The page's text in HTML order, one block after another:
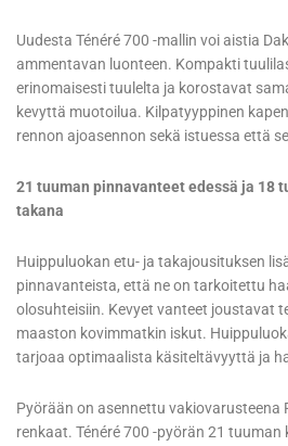
Uudesta Ténéré 700 -mallin voi aistia
ammentavan luonteen. Kompakti
erinomaisesti tuulelta ja korostavat
kevyttä muotoilua. Kilpatyyppinen
rennon ajoasennon sekä istuessa että
21 tuuman pinnavanteet edessä ja 18
takana
Huippuluokan etu- ja takajousituksen
pinnavanteista, että ne on tarkoitettu
olosuhteisiin. Kevyet vanteet joustavat
maaston kovimmatkin iskut.
tarjoaa optimaalista käsiteltävyyttä ja
Pyörään on asennettu vakiovarusteena
renkaat. Ténéré 700 -pyörän 21